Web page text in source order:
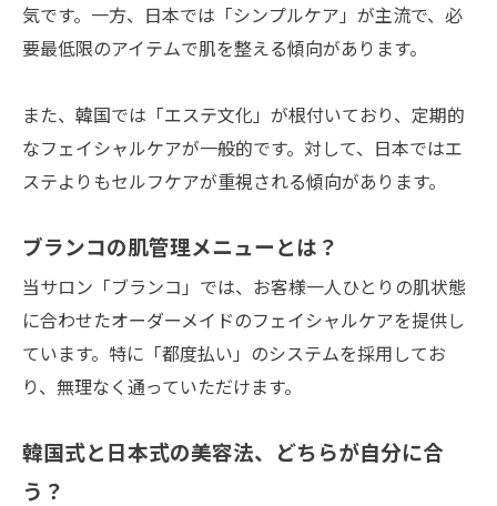
気です。一方、日本では「シンプルケア」が主流で、必
要最低限のアイテムで肌を整える傾向があります。
また、韓国では「エステ文化」が根付いており、定期的
なフェイシャルケアが一般的です。対して、日本ではエ
ステよりもセルフケアが重視される傾向があります。
ブランコの肌管理メニューとは？
当サロン「ブランコ」では、お客様一人ひとりの肌状態
に合わせたオーダーメイドのフェイシャルケアを提供し
ています。特に「都度払い」のシステムを採用してお
り、無理なく通っていただけます。
韓国式と日本式の美容法、どちらが自分に合
う？